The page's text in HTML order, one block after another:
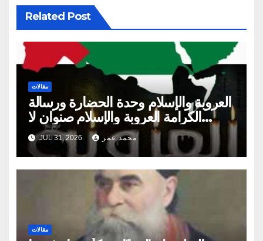
Related Post
مقالات
العروبة والإسلام وحدة الحضارة ورسالة
الكرامة العروبة والإسلام صنوان لا
ينفصلان
JUL 31, 2026 محمد عمر
مقالات